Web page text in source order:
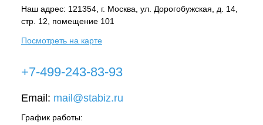
Наш адрес: 121354, г. Москва , ул. Дорогобужская, д. 14,
стр. 12, помещение 101
Посмотреть на карте
+7-499-243-83-93
Email: mail@stabiz.ru
График работы: